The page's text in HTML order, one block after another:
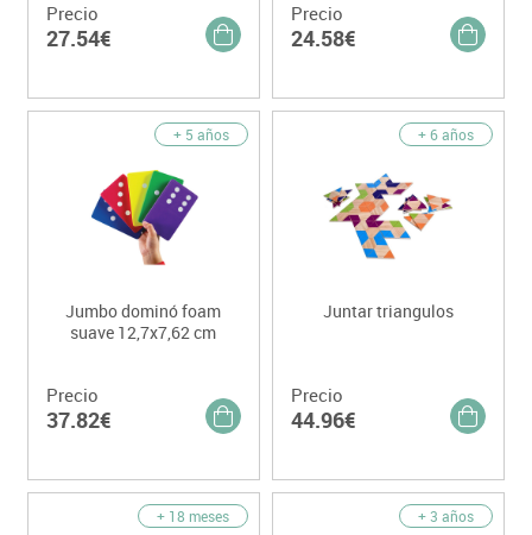
Precio
27.54€
Precio
24.58€
+ 5 años
Jumbo dominó foam
suave 12,7x7,62 cm
Precio
37.82€
+ 6 años
Juntar triangulos
Precio
44.96€
+ 18 meses + 3 años